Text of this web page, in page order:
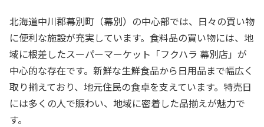
北海道中川郡幕別町（幕別）の中心部では、日々の買い物
に便利な施設が充実しています。食料品の買い物には、地
域に根差したスーパーマーケット「フクハラ 幕別店」が
中心的な存在です。新鮮な生鮮食品から日用品まで幅広く
取り揃えており、地元住民の食卓を支えています。特売日
には多くの人で賑わい、地域に密着した品揃えが魅力で
す。